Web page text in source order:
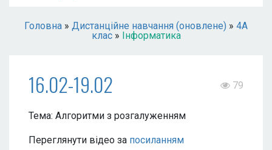
Головна » Дистанційне навчання (оновлене) » 4А
клас» Інформатика
16.02-19.02 79
Тема: Алгоритми з розгалуженням
Переглянути відео за посиланням